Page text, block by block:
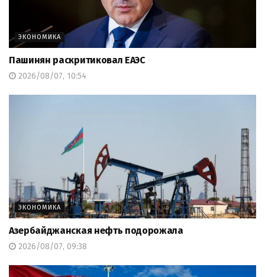
ЭКОНОМИКА
Пашинян раскритиковал ЕАЭС
2026/08/07, 10:54
ЭКОНОМИКА
Азербайджанская нефть подорожала
2026/08/07, 09:38